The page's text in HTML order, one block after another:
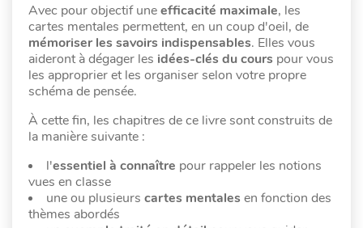
Avec pour objectif uneefficacité maximale, les
cartes mentales permettent, en un coup d'oeil, de
mémoriser les savoirs indispensables. Elles vous
aideront à dégager les idées-clés du cours pour vous
les approprier et les organiser selon votre propre
schéma de pensée.
À cette fin, les chapitres de ce livre sont construits de
la manière suivante :
l'essentiel à connaître pour rappeler les notions
vues en classe
une ou plusieurs cartes mentales en fonction des
thèmes abordés